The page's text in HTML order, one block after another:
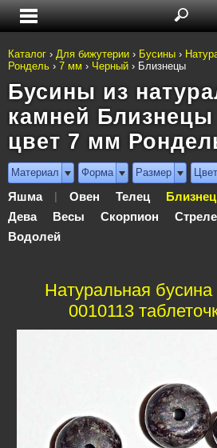
Каталог › Для бижутерии › Бусины ›
Рондель › 7 мм › Черный › Близнецы
Бусины из
камней
цвет 7 мм
Материал Форма Размер Цвет
Яшма Овен Телец
Дева
Весы Скорпион
Водолей
Натуральная
0010113